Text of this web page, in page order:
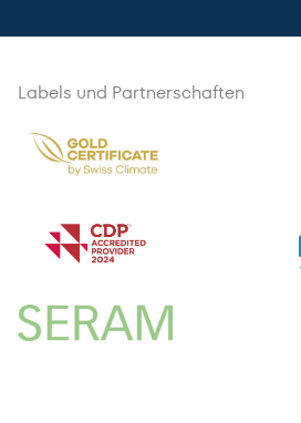
Labels und Partnerschaften